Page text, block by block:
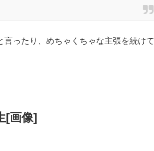
ったり、めちゃくちゃな主張を続けて
[画像]